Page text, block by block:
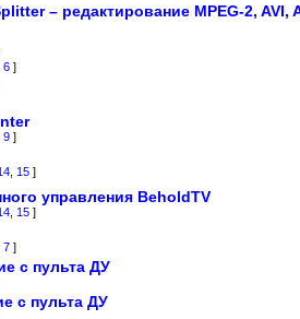
– редактирование MPEG-2, AVI,
6 ]
9 ]
15 ]
управления BeholdTV
15 ]
7 ]
с пульта ДУ
с пульта ДУ